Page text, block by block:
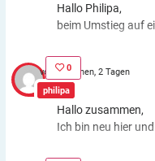
Hallo Philipa,
beim Umstieg auf
ICT. Schätzfehler
Basalrate
Morgenstunden
körperlichen
für eine Zeit
0
philipa
vor 3 Wochen, 2 Tagen
Hallo zusammen,
Ich bin neu hier